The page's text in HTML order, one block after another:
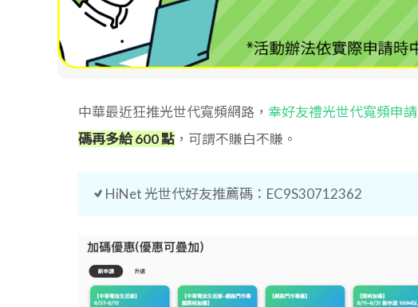
中華最近狂推光世代寬頻網路， 幸好友禮光世代寬頻申
碼再多給 600 點，可謂不賺白不賺。
HiNet 光世代好友推薦碼：EC9S30712362